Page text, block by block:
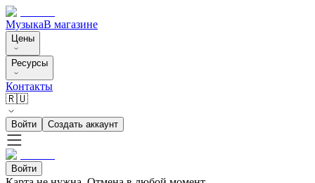
МузыкаВ магазине
Цены
Ресурсы
Контакты
🇷🇺
Войти Создать аккаунт
Войти